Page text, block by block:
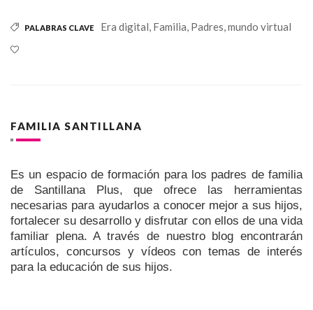
PALABRAS CLAVE Era digital, Familia, Padres,mundo virtual
FAMILIA SANTILLANA
Es un espacio de formación para los padres de familia
de Santillana Plus, que ofrece las herramientas
necesarias para ayudarlos a conocer mejor a sus hijos,
fortalecer su desarrollo y disfrutar con ellos de una vida
familiar plena. A través de nuestro blog encontrarán
artículos, concursos y vídeos con temas de interés
para la educación de sus hijos.